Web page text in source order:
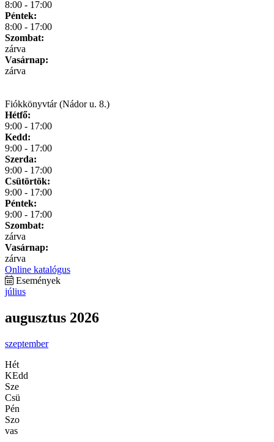
8:00 - 17:00
Péntek:
8:00 - 17:00
Szombat:
zárva
Vasárnap:
zárva
Fiókkönyvtár (Nádor u. 8.)
Hétfő:
9:00 - 17:00
Kedd:
9:00 - 17:00
Szerda:
9:00 - 17:00
Csütörtök:
9:00 - 17:00
Péntek:
9:00 - 17:00
Szombat:
zárva
Vasárnap:
zárva
Online katalógus
Események
július
augusztus 2026
szeptember
Hét
KEdd
Sze
Csü
Pén
Szo
vas